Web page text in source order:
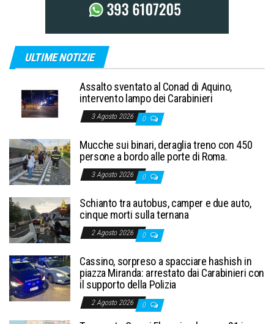
ULTIME NOTIZIE
Assalto sventato al Conad di Aquino,
intervento lampo dei Carabinieri
3 Agosto 2026 0
Mucche sui binari, deraglia treno con 450
persone a bordo alle porte di Roma.
3 Agosto 2026 0
Schianto tra autobus, camper e due auto,
cinque morti sulla ternana
2 Agosto 2026 0
Cassino, sorpreso a spacciare hashish in
piazza Miranda: arrestato dai Carabinieri con
il supporto della Polizia
2 Agosto 2026 0